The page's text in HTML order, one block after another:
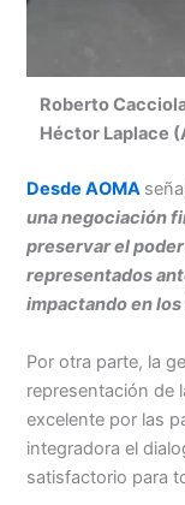
Roberto
Héctor Laplace
Desde AOMA
una negociación
preservar el
representados
impactando en los
Por otra parte, la
representación de
excelente por las
integradora el
satisfactorio para